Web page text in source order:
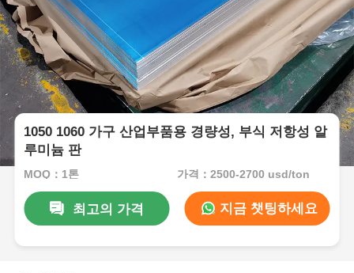
1050 1060 가구 산업부품용 경량성, 부식 저항성 알
루미늄 판
MOQ：1톤 가격：2500-2700 usd/ton
최고의 가격 지금 챗팅하세요